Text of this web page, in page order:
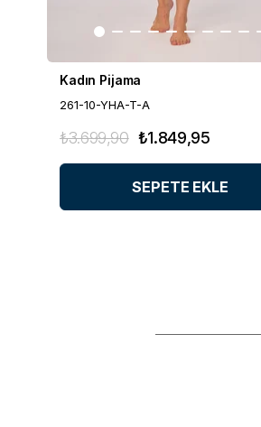
Kadın Pijama
261-10-YHA-T-A
₺1.849,95
₺3.699,90
SEPETE EKLE